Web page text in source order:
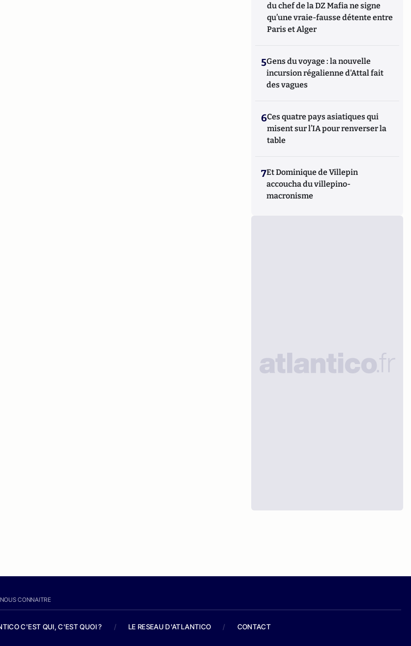
du chef de la DZ Mafia ne signe
qu’une vraie-fausse détente entre
Paris et Alger
5Gens du voyage : la nouvelle
incursion régalienne d'Attal fait
des vagues
6Ces quatre pays asiatiques qui
misent sur l’IA pour renverser la
table
7Et Dominique de Villepin
accoucha du villepino-
macronisme
CONNAITRE
C'EST QUI, C'EST QUOI ? / LE RESEAU D'ATLANTICO / CONTACT